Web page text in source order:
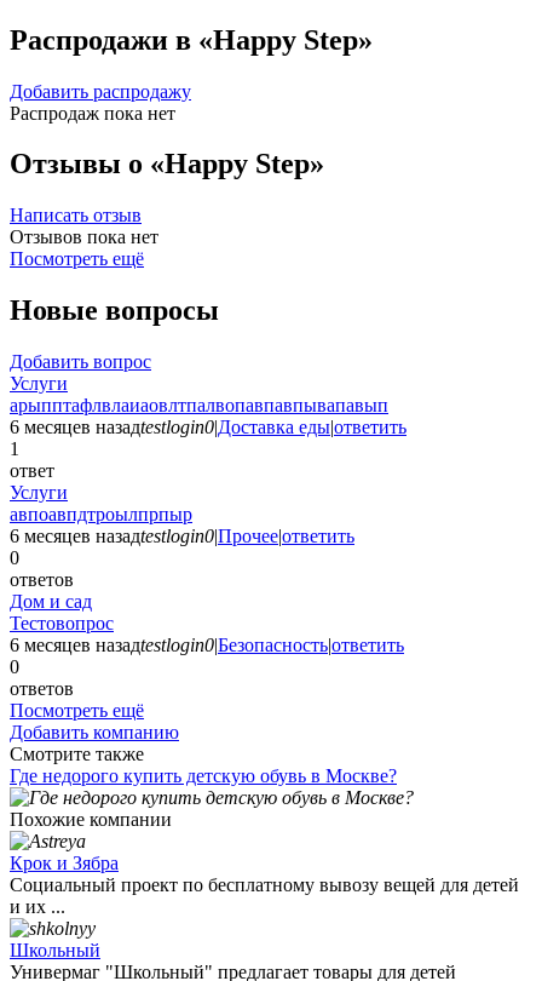
Распродажи в «Happy Step»
Добавить распродажу
Распродаж пока нет
Отзывы о «Happy Step»
Написать отзыв
Отзывов пока нет
Посмотреть ещё
Новые вопросы
Добавить вопрос
Услуги
арыпптафлвлаиаовлтпалвопавпавпывапавып
6 месяцев назадtestlogin0|Доставка еды|ответить
1
ответ
Услуги
авпоавпдтроылпрпыр
6 месяцев назадtestlogin0|Прочее|ответить
0
ответов
Дом и сад
Тестовопрос
6 месяцев назадtestlogin0|Безопасность|ответить
0
ответов
Посмотреть ещё
Добавить компанию
Смотрите также
Где недорого купить детскую обувь в Москве?
Похожие компании
Крок и Зябра
Социальный проект по бесплатному вывозу вещей для детей
и их ...
Школьный
Универмаг "Школьный" предлагает товары для детей